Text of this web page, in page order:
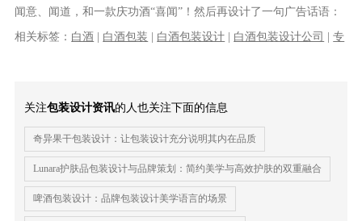
闻意、闻道，和一款庆功酒“喜闻”！然后再设计了一句广告话语：
一闻知真假，敢说真纯粮！于是乎，......
相关标签： 白酒 白酒包装 白酒包装设计 白酒包装设计公司 |专
关注包装设计资讯的人也关注下面的信息
奇异果干包装设计：让包装设计充分说明其内在品质
Lunara护肤品包装设计与品牌策划：简约美学与高效护肤的双重融合
啤酒包装设计：品牌包装设计美学语言的场景